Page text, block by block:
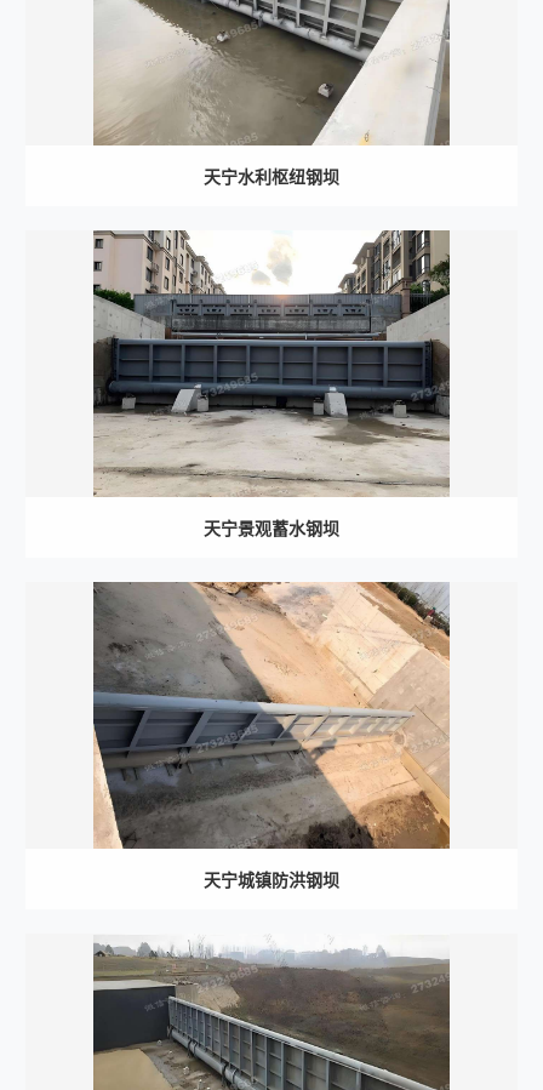
天宁水利枢纽钢坝
天宁景观蓄水钢坝
天宁城镇防洪钢坝